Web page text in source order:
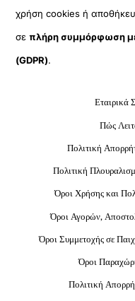
χρήση cookies ή
σεπλήρη συμμόρφωση
(GDPR).
Εταιρικά
Πώς
Πολιτική
Πολιτική
Όροι Χρήσης και
Όροι Αγορών,
Όροι Συμμετοχής σε
Όροι
Πολιτική